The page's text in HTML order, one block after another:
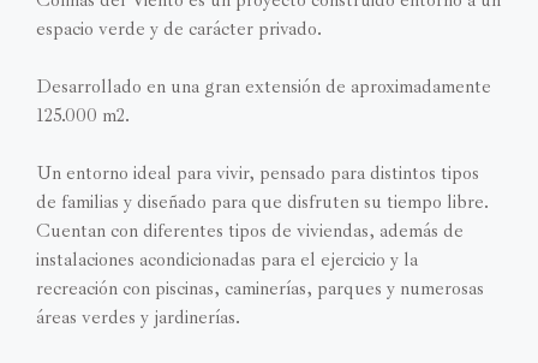
espacio verde y de carácter privado.
Desarrollado en una gran extensión de aproximadamente
125.000 m2.
Un entorno ideal para vivir, pensado para distintos tipos
de familias y diseñado para que disfruten su tiempo libre.
Cuentan con diferentes tipos de viviendas, además de
instalaciones acondicionadas para el ejercicio y la
recreación con piscinas, caminerías, parques y numerosas
áreas verdes y jardinerías.